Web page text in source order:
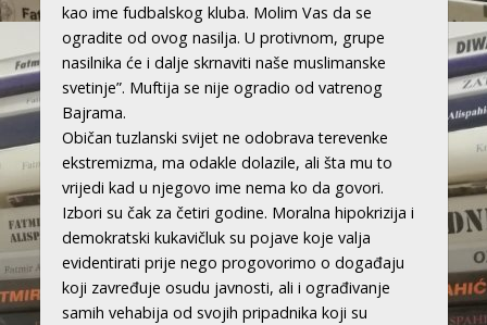
kao ime fudbalskog kluba. Molim Vas da se
ogradite od ovog nasilja. U protivnom, grupe
nasilnika će i dalje skrnaviti naše muslimanske
svetinje”. Muftija se nije ogradio od vatrenog
Bajrama.
Običan tuzlanski svijet ne odobrava terevenke
ekstremizma, ma odakle dolazile, ali šta mu to
vrijedi kad u njegovo ime nema ko da govori.
Izbori su čak za četiri godine. Moralna hipokrizija i
demokratski kukavičluk su pojave koje valja
evidentirati prije nego progovorimo o događaju
koji zavređuje osudu javnosti, ali i ograđivanje
samih vehabija od svojih pripadnika koji su